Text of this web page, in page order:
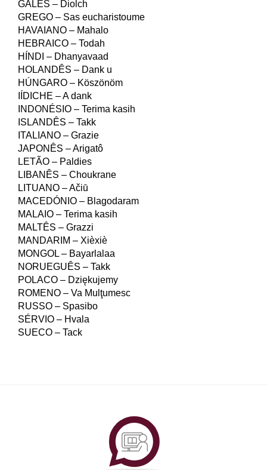
GALÊS – Diolch
GREGO – Sas eucharistoume
HAVAIANO – Mahalo
HEBRAICO – Todah
HÍNDI – Dhanyavaad
HOLANDÊS – Dank u
HÚNGARO – Köszönöm
IÍDICHE – A dank
INDONÉSIO – Terima kasih
ISLANDÊS – Takk
ITALIANO – Grazie
JAPONÊS – Arigatô
LETÃO – Paldies
LIBANÊS – Choukrane
LITUANO – Ačiū
MACEDÓNIO – Blagodaram
MALAIO – Terima kasih
MALTÊS – Grazzi
MANDARIM – Xièxiè
MONGOL – Bayarlalaa
NORUEGUÊS – Takk
POLACO – Dziękujemy
ROMENO – Va Mulţumesc
RUSSO – Spasibo
SÉRVIO – Hvala
SUECO – Tack